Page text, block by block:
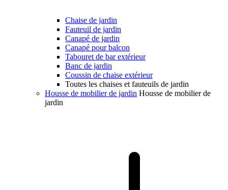
Chaise de jardin
Fauteuil de jardin
Canapé de jardin
Canapé pour balcon
Tabouret de bar extérieur
Banc de jardin
Coussin de chaise extérieur
Toutes les chaises et fauteuils de jardin
Housse de mobilier de jardin Housse de mobilier de
jardin